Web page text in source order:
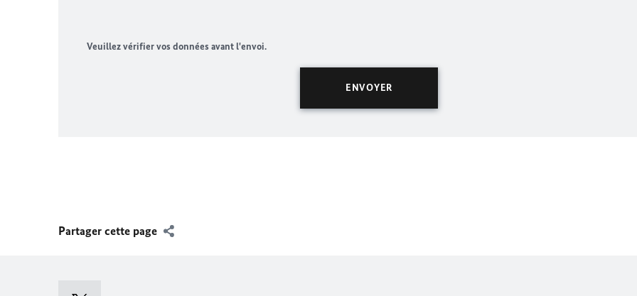
Veuillez vérifier vos données avant l'envoi.
Partager cette page